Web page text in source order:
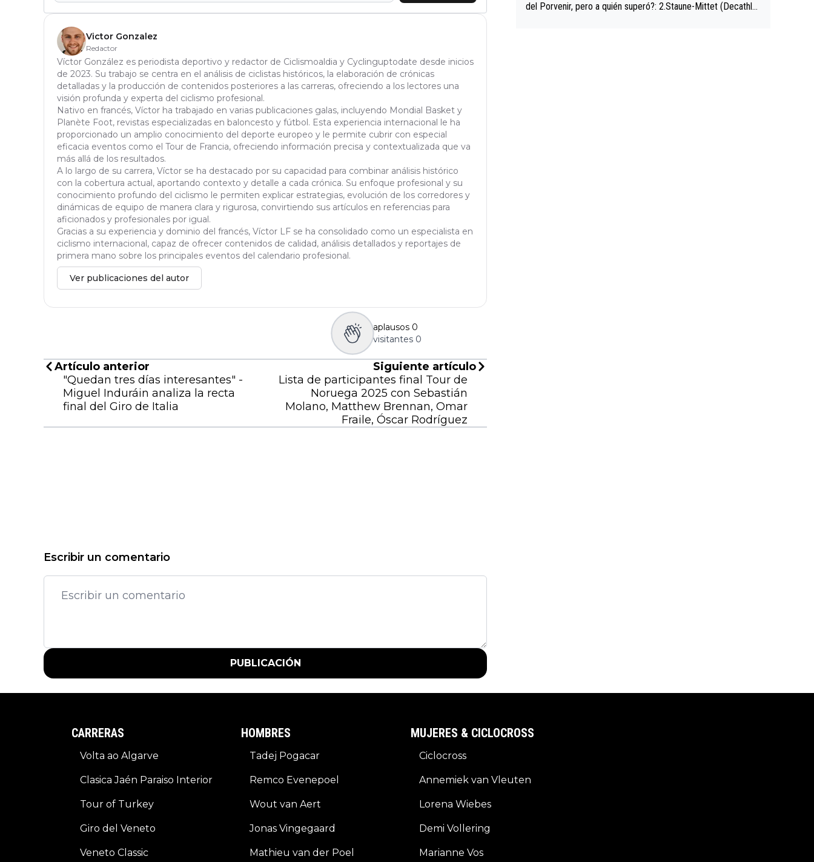
Victor Gonzalez
Redactor
Víctor González es periodista deportivo y redactor de Ciclismoaldia y Cyclinguptodate desde inicios
de 2023. Su trabajo se centra en el análisis de ciclistas históricos, la elaboración de crónicas
detalladas y la producción de contenidos posteriores a las carreras, ofreciendo a los lectores una
visión profunda y experta del ciclismo profesional.
Nativo en francés, Víctor ha trabajado en varias publicaciones galas, incluyendo Mondial Basket y
Planète Foot, revistas especializadas en baloncesto y fútbol. Esta experiencia internacional le ha
proporcionado un amplio conocimiento del deporte europeo y le permite cubrir con especial
eficacia eventos como el Tour de Francia, ofreciendo información precisa y contextualizada que va
más allá de los resultados.
A lo largo de su carrera, Víctor se ha destacado por su capacidad para combinar análisis histórico
con la cobertura actual, aportando contexto y detalle a cada crónica. Su enfoque profesional y su
conocimiento profundo del ciclismo le permiten explicar estrategias, evolución de los corredores y
dinámicas de equipo de manera clara y rigurosa, convirtiendo sus artículos en referencias para
aficionados y profesionales por igual.
Gracias a su experiencia y dominio del francés, Víctor LF se ha consolidado como un especialista en
ciclismo internacional, capaz de ofrecer contenidos de calidad, análisis detallados y reportajes de
primera mano sobre los principales eventos del calendario profesional.
Ver publicaciones del autor
aplausos 0
visitantes 0
Artículo anterior
"Quedan tres días interesantes" -
Miguel Induráin analiza la recta
final del Giro de Italia
Siguiente artículo
Lista de participantes final Tour de
Noruega 2025 con Sebastián
Molano, Matthew Brennan, Omar
Fraile, Óscar Rodríguez
Escribir un comentario
PUBLICACIÓN
del Porvenir, pero a quién superó?: 2.Staune-Mittet (Decathlo
CARRERAS
Volta ao Algarve
Clasica Jaén Paraiso Interior
Tour of Turkey
Giro del Veneto
Veneto Classic
HOMBRES
Tadej Pogacar
Remco Evenepoel
Wout van Aert
Jonas Vingegaard
Mathieu van der Poel
MUJERES & CICLOCROSS
Ciclocross
Annemiek van Vleuten
Lorena Wiebes
Demi Vollering
Marianne Vos